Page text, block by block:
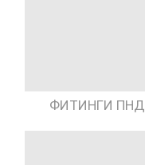
ФИТИНГИ ПНД